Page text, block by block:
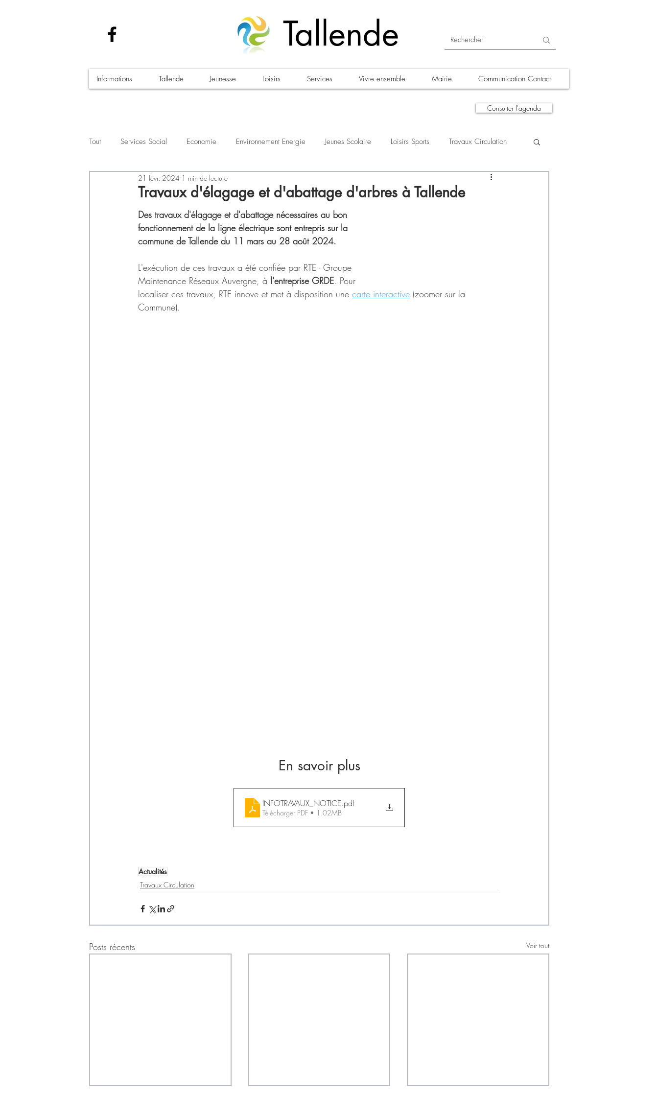
Tallende
Informations Tallende Jeunesse Loisirs Services Vivre ensemble Mairie Communication Contact
Consulter l'agenda
Tout Services Social Economie Environnement Energie Jeunes Scolaire Loisirs Sports Travaux Circulation
Santé - Covid-19 Culture Manifestations A la une
Travaux d'élagage et d'abattage d'arbres à Tallende
21 févr. 2024 1 min de lecture
Des travaux d'élagage et d'abattage nécessaires au bon
fonctionnement de la ligne électrique sont entrepris sur la
commune de Tallende du 11 mars au 28 août 2024.
L'exécution de ces travaux a été confiée par RTE - Groupe
Maintenance Réseaux Auvergne, à l'entreprise GRDE. Pour
localiser ces travaux, RTE innove et met à disposition une carte interactive (zoomer sur la
Commune).
En savoir plus
INFOTRAVAUX_NOTICE.pdf
Télécharger PDF • 1.02MB
Actualités
Travaux Circulation
Posts récents Voir tout